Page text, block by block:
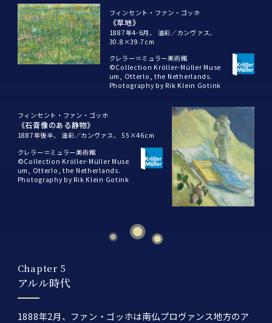
フィンセント・ファン・ゴッホ
《草地》
1887年4-6月、
油彩／カンヴァス、
30.8×39.7cm
クレラー＝ミュラー美術館
©Collection Kröller-Müller Muse
um, Otterlo, the Netherlands.
Photography by Rik Klein Gotink
フィンセント・ファン・ゴッホ
《石膏像のある静物》
1887年後半、 油彩／カンヴァス、
55×46cm
クレラー＝ミュラー美術館
©Collection Kröller-Müller Muse
um, Otterlo, the Netherlands.
Photography by Rik Klein Gotink
Chapter 5
アルル時代
1888年2月、ファン・ゴッホは南仏プロヴァンス地方のア